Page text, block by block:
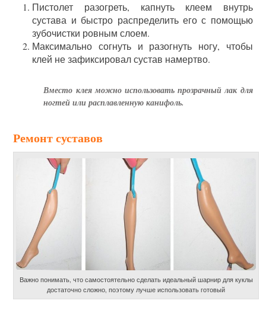
Пистолет разогреть, капнуть клеем внутрь
сустава и быстро распределить его с помощью
зубочистки ровным слоем.
Максимально согнуть и разогнуть ногу, чтобы
клей не зафиксировал сустав намертво.
Вместо клея можно использовать прозрачный лак для
ногтей или расплавленную канифоль.
Ремонт суставов
Важно понимать, что самостоятельно сделать идеальный шарнир для куклы
достаточно сложно, поэтому лучше использовать готовый